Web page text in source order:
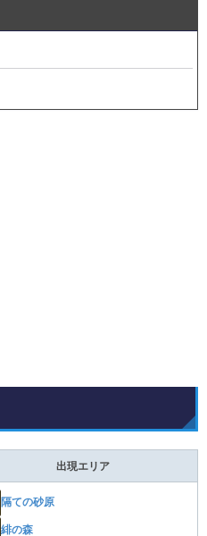
出現エリア
隔ての砂原
緋の森